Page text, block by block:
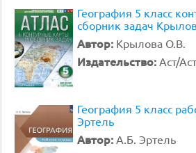
География 5 класс
сборник задач
Автор: Крылова О.В.
Издательство: Аст/
География 5 класс
Эртель
Автор: А.Б. Эртель